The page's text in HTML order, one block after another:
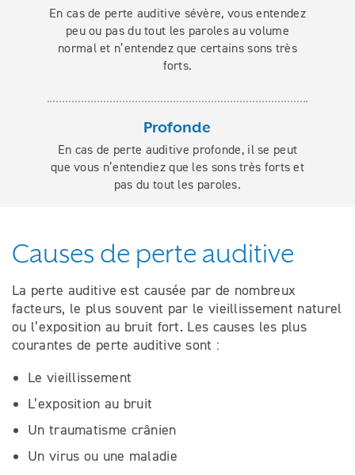
En cas de perte auditive sévère, vous entendez
peu ou pas du tout les paroles au volume
normal et n’entendez que certains sons très
forts.
Profonde
En cas de perte auditive profonde, il se peut
que vous n’entendiez que les sons très forts et
pas du tout les paroles.
Causes de perte auditive
La perte auditive est causée par de nombreux
facteurs, le plus souvent par le vieillissement naturel
ou l’exposition au bruit fort. Les causes les plus
courantes de perte auditive sont :
Le vieillissement
L’exposition au bruit
Un traumatisme crânien
Un virus ou une maladie